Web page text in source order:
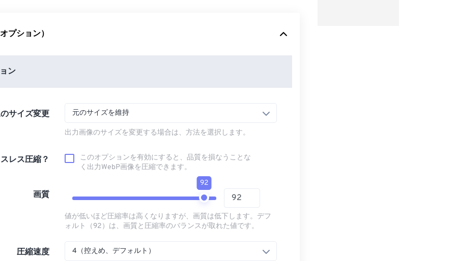
プション）
ン
サイズ変更 元のサイズを維持
出力画像のサイズを変更する場合は、方法を選択します。
レス圧縮？
このオプションを有効にすると、品質を損なうことな
く出力WebP画像を圧縮できます。
画質
92
値が低いほど圧縮率は高くなりますが、画質は低下します。デフ
ォルト（92）は、画質と圧縮率のバランスが取れた値です。
圧縮速度 4（控えめ、デフォルト）